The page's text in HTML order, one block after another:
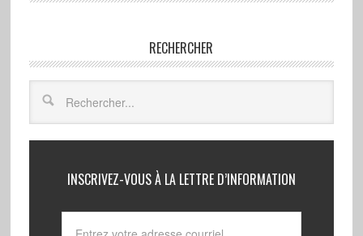
RECHERCHER
INSCRIVEZ-VOUS À LA LETTRE D’INFORMATION